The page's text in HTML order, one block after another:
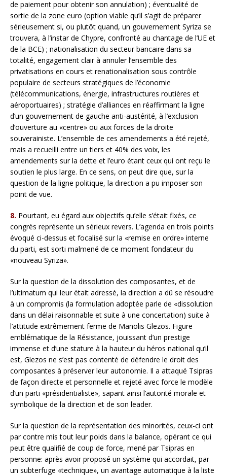
de paiement pour obtenir son annulation) ; éventualité de
sortie de la zone euro (option viable qu’il s’agit de préparer
sérieusement si, ou plutôt quand, un gouvernement Syriza se
trouvera, à l’instar de Chypre, confronté au chantage de l’UE et
de la BCE) ; nationalisation du secteur bancaire dans sa
totalité, engagement clair à annuler l’ensemble des
privatisations en cours et renationalisation sous contrôle
populaire de secteurs stratégiques de l’économie
(télécommunications, énergie, infrastructures routières et
aéroportuaires) ; stratégie d’alliances en réaffirmant la ligne
d’un gouvernement de gauche anti-austérité, à l’exclusion
d’ouverture au «centre» ou aux forces de la droite
souverainiste. L’ensemble de ces amendements a été rejeté,
mais a recueilli entre un tiers et 40% des voix, les
amendements sur la dette et l’euro étant ceux qui ont reçu le
soutien le plus large. En ce sens, on peut dire que, sur la
question de la ligne politique, la direction a pu imposer son
point de vue.
8. Pourtant, eu égard aux objectifs qu’elle s’était fixés, ce
congrès représente un sérieux revers. L’agenda en trois points
évoqué ci-dessus et focalisé sur la «remise en ordre» interne
du parti, est sorti malmené de ce moment fondateur du
«nouveau Syriza».
Sur la question de la dissolution des composantes, et de
l’ultimatum qui leur était adressé, la direction a dû se résoudre
à un compromis (la formulation adoptée parle de «dissolution
dans un délai raisonnable et suite à une concertation) suite à
l’attitude extrêmement ferme de Manolis Glezos. Figure
emblématique de la Résistance, jouissant d’un prestige
immense et d’une stature à la hauteur du héros national qu’il
est, Glezos ne s’est pas contenté de défendre le droit des
composantes à préserver leur autonomie. Il a attaqué Tsipras
de façon directe et personnelle et rejeté avec force le modèle
d’un parti «présidentialiste», sapant ainsi l’autorité morale et
symbolique de la direction et de son leader.
Sur la question de la représentation des minorités, ceux-ci ont
par contre mis tout leur poids dans la balance, opérant ce qui
peut être qualifié de coup de force, mené par Tsipras en
personne: après avoir proposé un système qui accordait, par
un subterfuge «technique», un avantage automatique à la liste